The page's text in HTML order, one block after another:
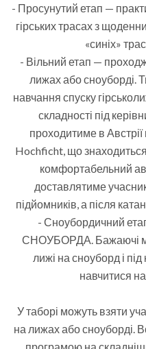
- Просунутий етап —
гірських трасах з
«синіх»
- Вільний етап —
лижах або сноуборді.
навчання спуску
складності під
проходитиме в Австрії
Hochficht, що
комфортабельний
доставлятиме
підйомників, а після
- Сноубордичний
СНОУБОРДА. Бажаючі
лижі на сноуборд і
навчитися
У таборі можуть взяти
на лижах або сноуборді.